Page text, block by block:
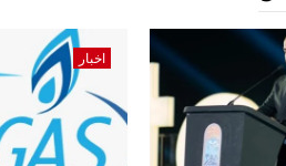
اخبار